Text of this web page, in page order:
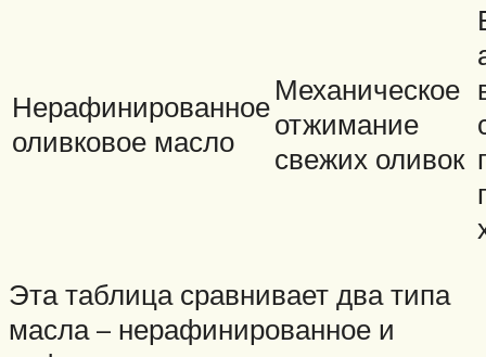
Нерафинированное
оливковое масло
Механическое
отжимание
свежих оливок
Эта таблица сравнивает два типа
масла – нерафинированное и